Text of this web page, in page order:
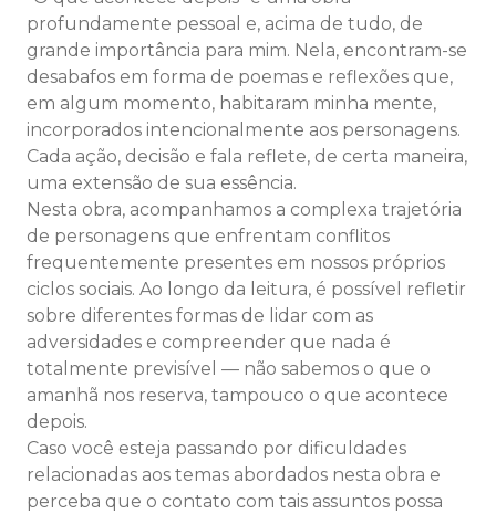
profundamente pessoal e, acima de tudo, de
grande importância para mim. Nela, encontram-se
desabafos em forma de poemas e reflexões que,
em algum momento, habitaram minha mente,
incorporados intencionalmente aos personagens.
Cada ação, decisão e fala reflete, de certa maneira,
uma extensão de sua essência.
Nesta obra, acompanhamos a complexa trajetória
de personagens que enfrentam conflitos
frequentemente presentes em nossos próprios
ciclos sociais. Ao longo da leitura, é possível refletir
sobre diferentes formas de lidar com as
adversidades e compreender que nada é
totalmente previsível — não sabemos o que o
amanhã nos reserva, tampouco o que acontece
depois.
Caso você esteja passando por dificuldades
relacionadas aos temas abordados nesta obra e
perceba que o contato com tais assuntos possa